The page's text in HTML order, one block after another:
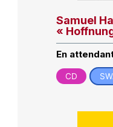
Samuel
«
En
CD